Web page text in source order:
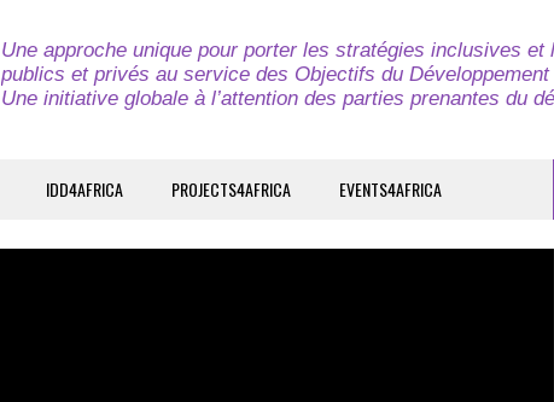
Une approche unique pour porter les stratégies inclusives et
publics et privés au service des Objectifs du
Une initiative globale à l’attention des parties prenantes du
IDD4AFRICA PROJECTS4AFRICA EVENTS4AFRICA